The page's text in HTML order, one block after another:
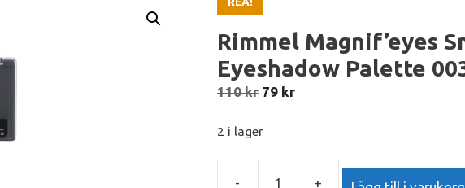
Rimmel Magnif’eyes
Eyeshadow Palette
110kr Det
priset
79 krDet
2 i lager
- +